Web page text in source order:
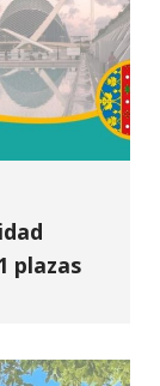
plazas